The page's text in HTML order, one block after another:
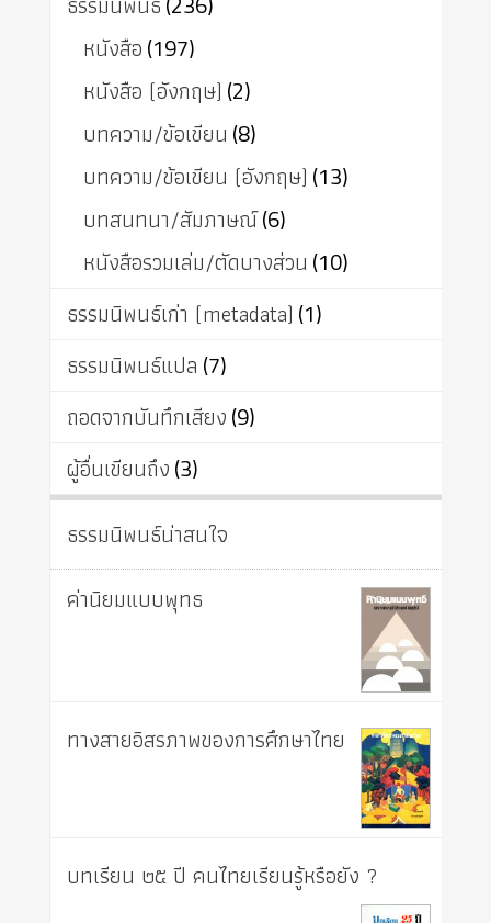
หนังสือ(197)
หนังสือ (อังกฤษ) (2)
บทความ/ข้อเขียน (8)
บทความ/ข้อเขียน (อังกฤษ) (13)
บทสนทนา/สัมภาษณ์(6)
หนังสือรวมเล่ม/ตัดบางส่วน (10)
ธรรมนิพนธ์เก่า (metadata) (1)
ธรรมนิพนธ์แปล (7)
ถอดจากบันทึกเสียง(9)
ผู้อื่นเขียนถึง(3)
ธรรมนิพนธ์น่าสนใจ
ค่านิยมแบบพุทธ
ทางสายอิสรภาพของการศึกษาไทย
บทเรียน ๒๕ ปี คนไทยเรียนรู้หรือยัง ?